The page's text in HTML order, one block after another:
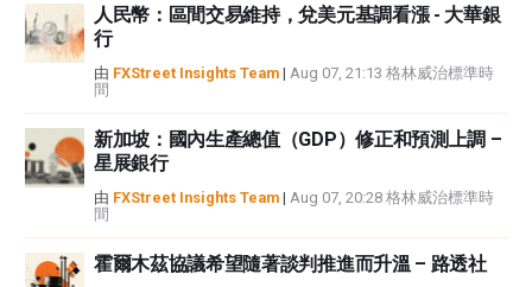
性不作任何陳述。FXStreet和作者將不承擔任何錯誤，遺漏或任何損失，傷害
或損害由此資訊及其顯示或使用引起的。錯誤和遺漏除外。本文作者和
FXStreet並非註冊投資顧問，本文內容無意提供任何投資建議。
人民幣：區間交易維持，兌美元基調看漲 - 大華銀
行
由 FXStreet Insights Team | Aug 07, 21:13 格林威治標準時
間
新加坡：國內生產總值（GDP）修正和預測上調 –
星展銀行
由 FXStreet Insights Team | Aug 07, 20:28 格林威治標準時
間
霍爾木茲協議希望隨著談判推進而升溫 – 路透社